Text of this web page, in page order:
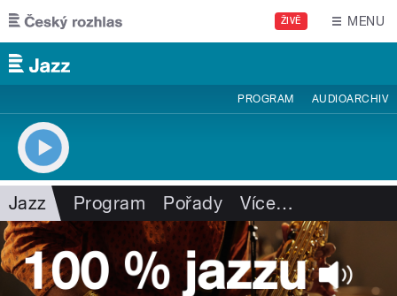
Přejít k hlavnímu obsahu
ŽIVĚ MENU
PROGRAM AUDIOARCHIV
Jazz Program Pořady Více…